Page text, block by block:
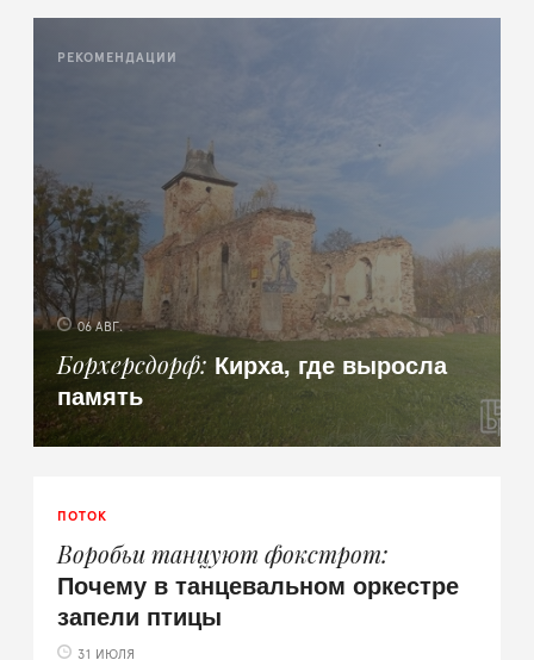
РЕКОМЕНДАЦИИ
06 АВГ.
Борхерсдорф Кирха, где выросла
память
ПОТОК
Воробьи танцуют фокстрот
Почему в танцевальном оркестре
запели птицы
31 ИЮЛЯ